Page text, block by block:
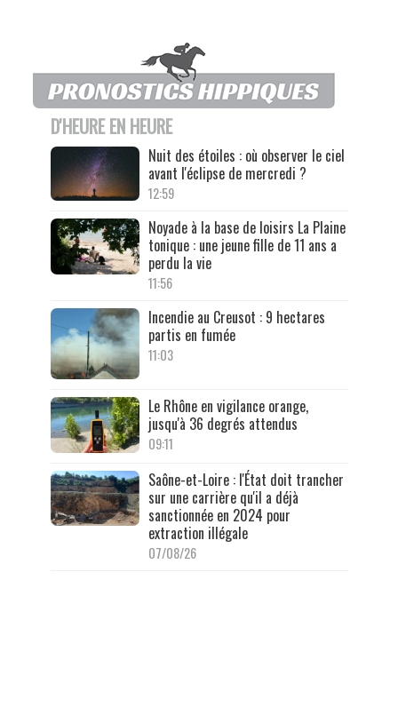
D'HEURE EN HEURE
Nuit des étoiles : où observer le ciel
avant l'éclipse de mercredi ?
12:59
Noyade à la base de loisirs La Plaine
tonique : une jeune fille de 11 ans a
perdu la vie
11:56
Incendie au Creusot : 9 hectares
partis en fumée
11:03
Le Rhône en vigilance orange,
jusqu'à 36 degrés attendus
09:11
Saône-et-Loire : l'État doit trancher
sur une carrière qu'il a déjà
sanctionnée en 2024 pour
extraction illégale
07/08/26